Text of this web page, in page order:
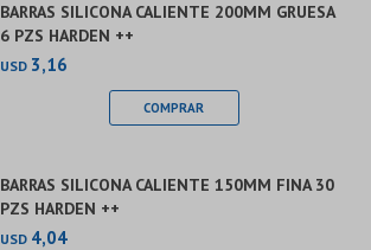
BARRAS SILICONA CALIENTE 200MM GRUESA
6 PZS HARDEN ++
USD 3,16
BARRAS SILICONA CALIENTE 150MM FINA 30
PZS HARDEN ++
USD 4,04